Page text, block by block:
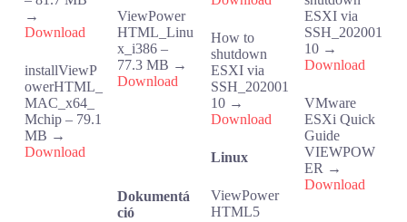
→
Download
installViewP
owerHTML_
MAC_x64_
Mchip – 79.1
MB →
Download
ViewPower
HTML_Linu
x_i386 –
77.3 MB →
Download
Dokumentá
ció
How to
shutdown
ESXI via
SSH_202001
10 →
Download
Linux
ViewPower
HTML5
ESXI via
SSH_202001
10 →
Download
VMware
ESXi Quick
Guide
VIEWPOW
ER →
Download